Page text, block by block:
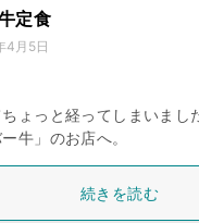
定食
4月5日
ょっと経ってしまいまし
牛」のお店へ。
続きを読む